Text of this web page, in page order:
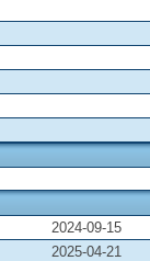
2024-09-15
2025-04-21